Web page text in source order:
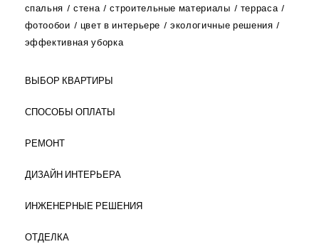
спальня
стена строительные материалы
терраса
фотообои
цвет в интерьере
экологичные решения
эффективная уборка
ВЫБОР КВАРТИРЫ
СПОСОБЫ ОПЛАТЫ
РЕМОНТ
ДИЗАЙН ИНТЕРЬЕРА
ИНЖЕНЕРНЫЕ РЕШЕНИЯ
ОТДЕЛКА